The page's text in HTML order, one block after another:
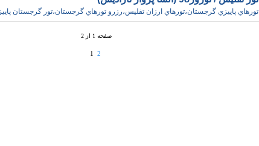
تورهاي پاييزي گرجستان،تورهاي ارزان تفليس،رزرو تورهاي گرجستان،تور گرجستان پاييز97،نرخ تورهاي تفليس
صفحه 1 از 2
1 2